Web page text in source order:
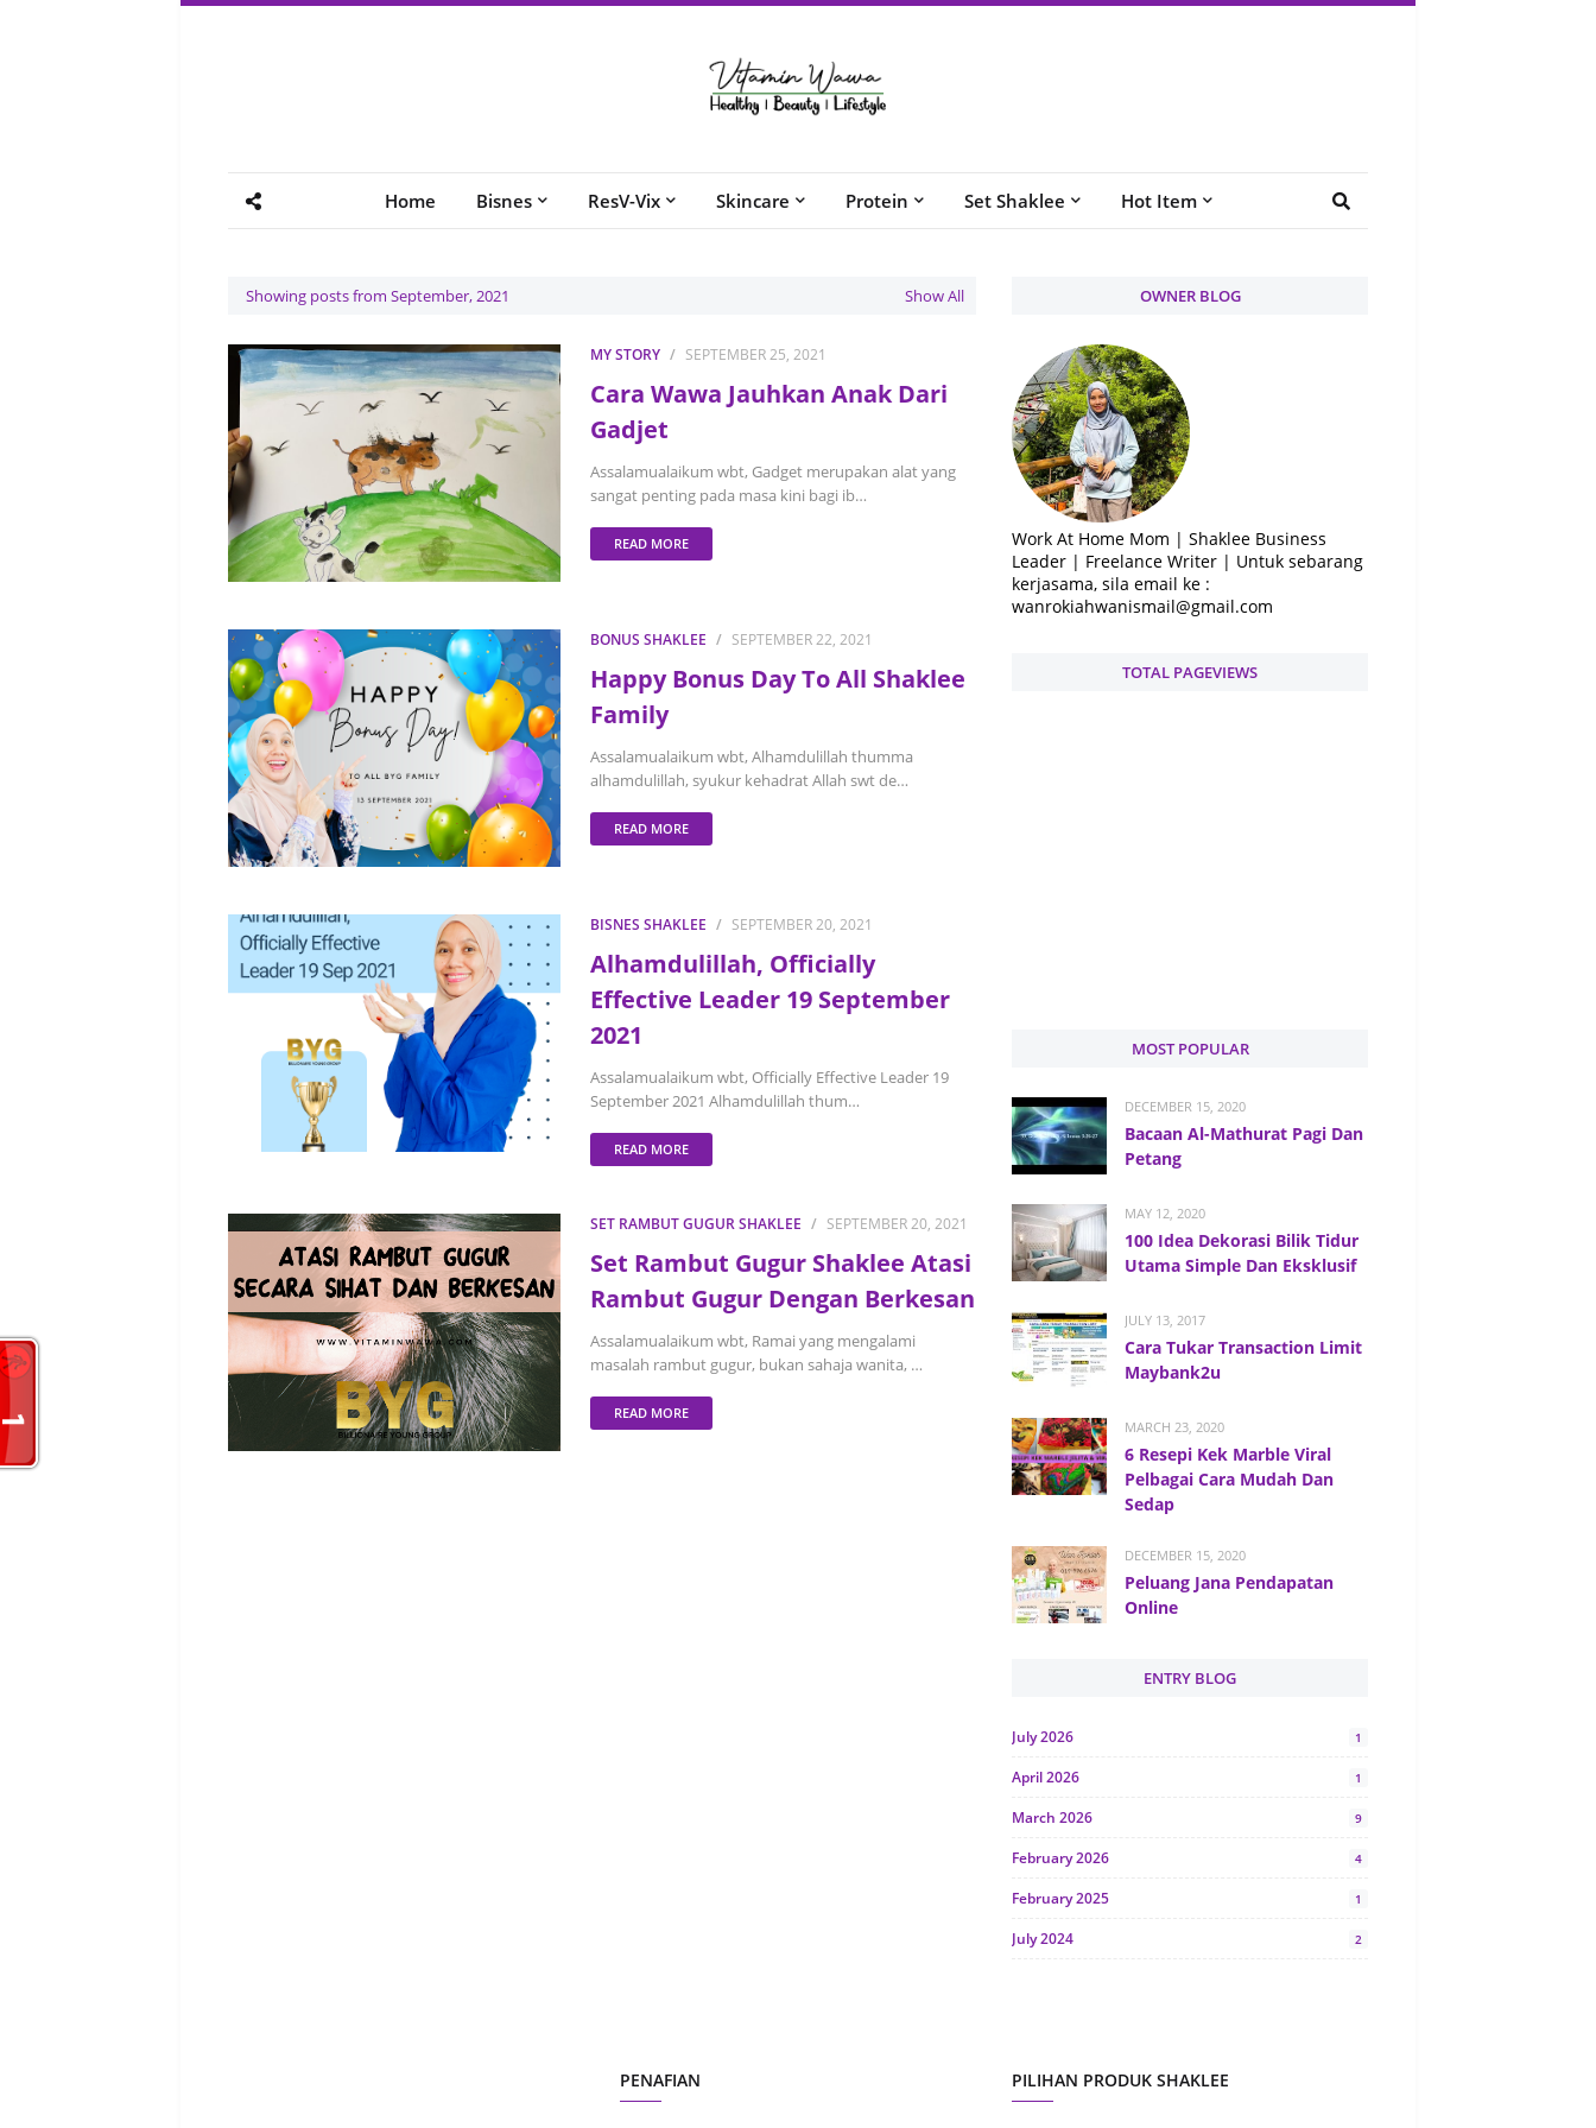
Home Bisnes ResV-Vix Skincare Protein Set Shaklee Hot Item
Showing posts from September, 2021 Show All
MY STORY SEPTEMBER 25, 2021
Cara Wawa Jauhkan Anak Dari
Gadjet
Assalamualaikum wbt, Gadget merupakan alat yang
sangat penting pada masa kini bagi ib…
READ MORE
BONUS SHAKLEE SEPTEMBER 22, 2021
Happy Bonus Day To All Shaklee
Family
Assalamualaikum wbt, Alhamdulillah thumma
alhamdulillah, syukur kehadrat Allah swt de…
READ MORE
BISNES SHAKLEE SEPTEMBER 20, 2021
Alhamdulillah, Officially
Effective Leader 19 September
2021
Assalamualaikum wbt, Officially Effective Leader 19
September 2021 Alhamdulillah thum…
READ MORE
SET RAMBUT GUGUR SHAKLEE SEPTEMBER 20, 2021
Set Rambut Gugur Shaklee Atasi
Rambut Gugur Dengan Berkesan
Assalamualaikum wbt, Ramai yang mengalami
masalah rambut gugur, bukan sahaja wanita, …
READ MORE
OWNER BLOG
Work At Home Mom | Shaklee Business
Leader | Freelance Writer | Untuk sebarang
kerjasama, sila email ke :
wanrokiahwanismail@gmail.com
TOTAL PAGEVIEWS
MOST POPULAR
DECEMBER 15, 2020
Bacaan Al-Mathurat Pagi Dan
Petang
MAY 12, 2020
100 Idea Dekorasi Bilik Tidur
Utama Simple Dan Eksklusif
JULY 13, 2017
Cara Tukar Transaction Limit
Maybank2u
MARCH 23, 2020
6 Resepi Kek Marble Viral
Pelbagai Cara Mudah Dan
Sedap
DECEMBER 15, 2020
Peluang Jana Pendapatan
Online
ENTRY BLOG
July 2026 1
April 2026 1
March 2026 9
February 2026 4
February 2025 1
July 2024 2
July 2023
PENAFIAN PILIHAN PRODUK SHAKLEE